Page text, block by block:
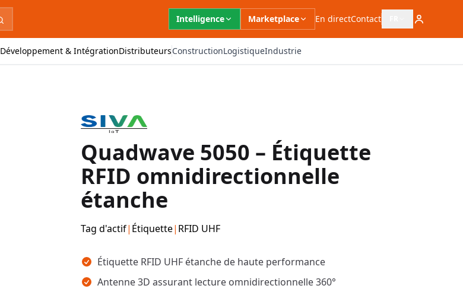
Intelligence Marketplace En directContact Ouvrir le sélecteur
Développement & IntégrationDistributeursConstructionLogistiqueIndustrie
Quadwave 5050 – Étiquette
RFID omnidirectionnelle
étanche
Tag d'actif| Étiquette| RFID UHF
Points clés
Étiquette RFID UHF étanche de haute performance
Antenne 3D assurant lecture omnidirectionnelle 360°